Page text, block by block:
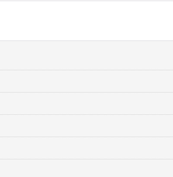
ワニ革 合皮レザー生地【リッチクロコダイル 黒】